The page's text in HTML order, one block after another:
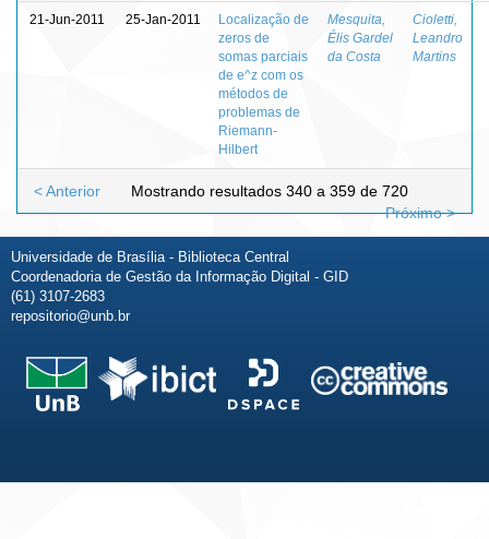
21-Jun-2011 25-Jan-2011
Localização de
zeros de
somas parciais
de e^z com os
métodos de
problemas de
Riemann-
Hilbert
Mesquita,
Élis Gardel
da Costa
Cioletti,
Leandro
Martins
Mostrando resultados 340 a 359 de 720
< Anterior
Próximo >
Universidade de Brasília - Biblioteca Central
Coordenadoria de Gestão da Informação Digital - GID
(61) 3107-2683
repositorio@unb.br